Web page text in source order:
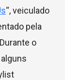
“, veiculado
pela
o